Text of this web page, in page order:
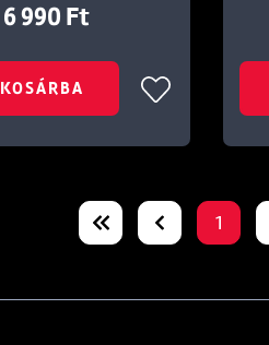
6 990 Ft
KOSÁRBA
1